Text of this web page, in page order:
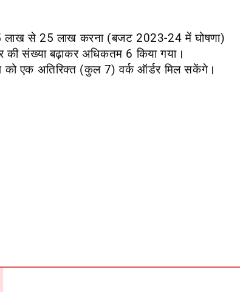
लाख से 25 लाख करना (बजट 2023-24 में घोषणा)
की संख्या बढ़ाकर अधिकतम 6 किया गया।
को एक अतिरिक्त (कुल 7) वर्क ऑर्डर मिल सकेंगे।